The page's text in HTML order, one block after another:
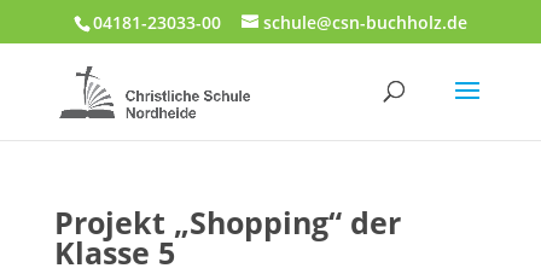
04181-23033-00 schule@csn-buchholz.de
Projekt „Shopping“ der
Klasse 5